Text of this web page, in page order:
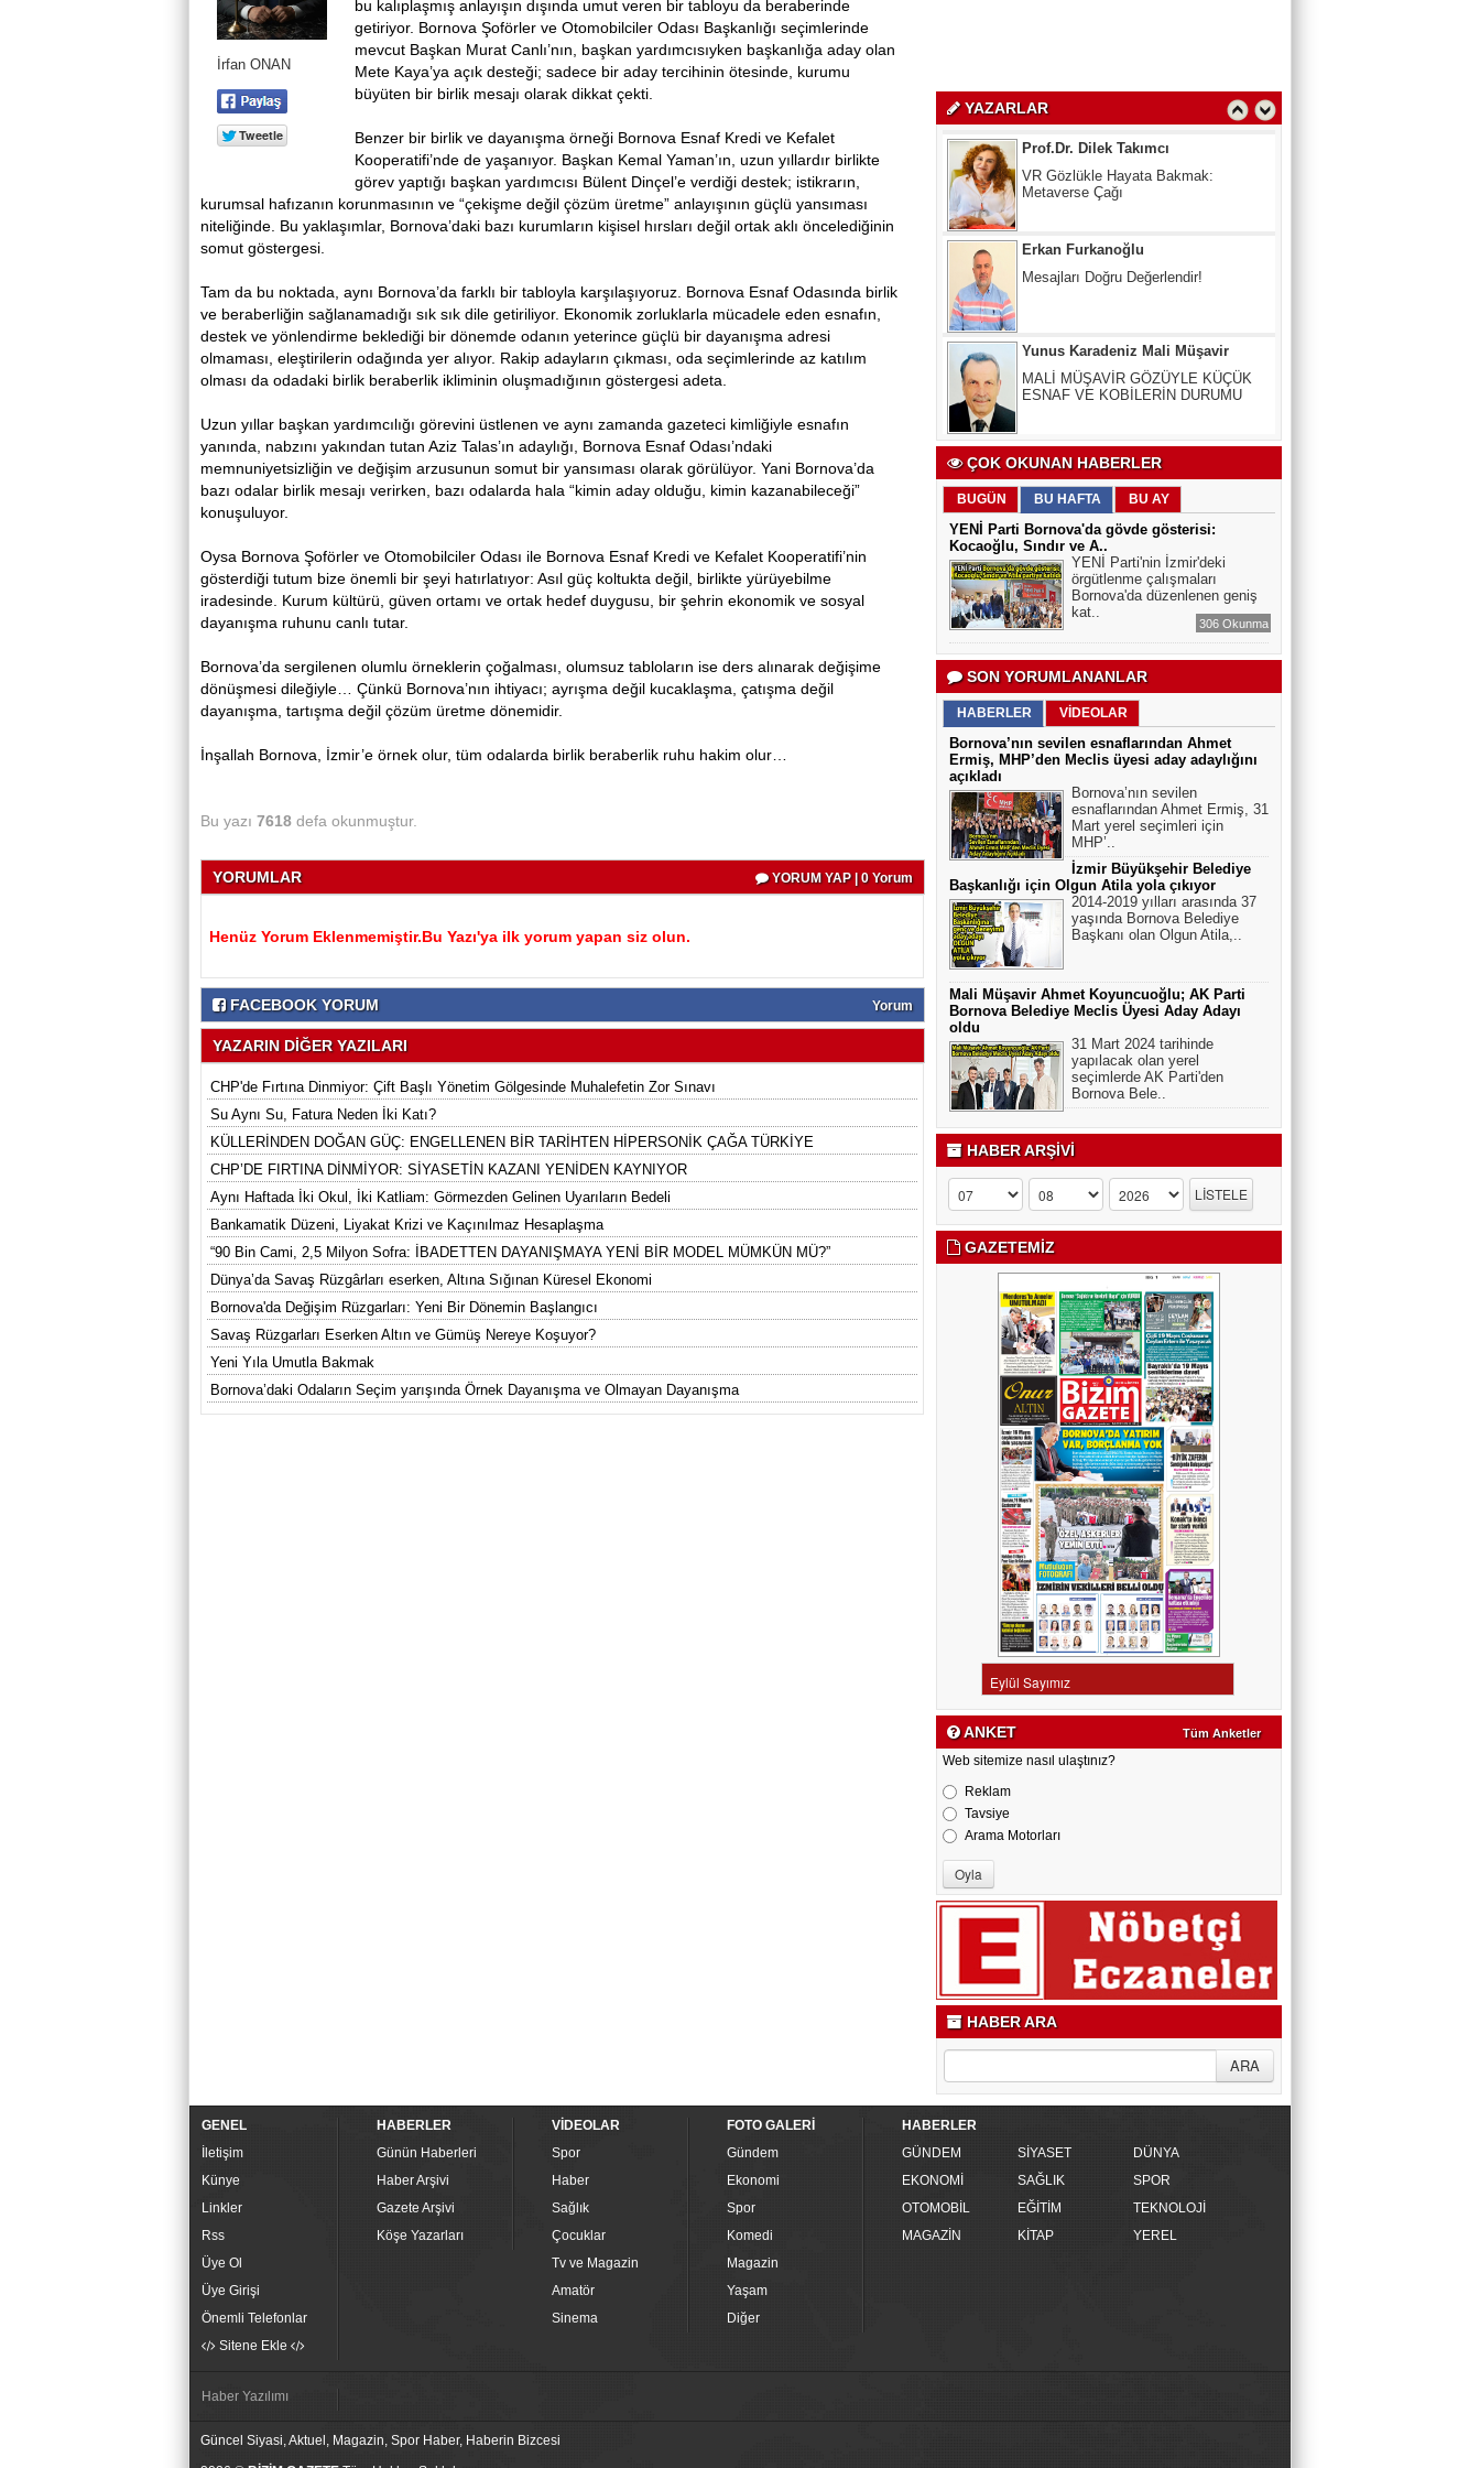
İrfan ONAN
bu kalıplaşmış anlayışın dışında umut veren bir tabloyu da beraberinde
getiriyor. Bornova Şoförler ve Otomobilciler Odası Başkanlığı seçimlerinde
mevcut Başkan Murat Canlı’nın, başkan yardımcısıyken başkanlığa aday olan
Mete Kaya’ya açık desteği; sadece bir aday tercihinin ötesinde, kurumu
büyüten bir birlik mesajı olarak dikkat çekti.
Benzer bir birlik ve dayanışma örneği Bornova Esnaf Kredi ve Kefalet
Kooperatifi’nde de yaşanıyor. Başkan Kemal Yaman’ın, uzun yıllardır birlikte
görev yaptığı başkan yardımcısı Bülent Dinçel’e verdiği destek; istikrarın,
kurumsal hafızanın korunmasının ve “çekişme değil çözüm üretme” anlayışının güçlü yansıması
niteliğinde. Bu yaklaşımlar, Bornova’daki bazı kurumların kişisel hırsları değil ortak aklı öncelediğinin
somut göstergesi.
Tam da bu noktada, aynı Bornova’da farklı bir tabloyla karşılaşıyoruz. Bornova Esnaf Odasında birlik
ve beraberliğin sağlanamadığı sık sık dile getiriliyor. Ekonomik zorluklarla mücadele eden esnafın,
destek ve yönlendirme beklediği bir dönemde odanın yeterince güçlü bir dayanışma adresi
olmaması, eleştirilerin odağında yer alıyor. Rakip adayların çıkması, oda seçimlerinde az katılım
olması da odadaki birlik beraberlik ikliminin oluşmadığının göstergesi adeta.
Uzun yıllar başkan yardımcılığı görevini üstlenen ve aynı zamanda gazeteci kimliğiyle esnafın
yanında, nabzını yakından tutan Aziz Talas’ın adaylığı, Bornova Esnaf Odası’ndaki
memnuniyetsizliğin ve değişim arzusunun somut bir yansıması olarak görülüyor. Yani Bornova’da
bazı odalar birlik mesajı verirken, bazı odalarda hala “kimin aday olduğu, kimin kazanabileceği”
konuşuluyor.
Oysa Bornova Şoförler ve Otomobilciler Odası ile Bornova Esnaf Kredi ve Kefalet Kooperatifi’nin
gösterdiği tutum bize önemli bir şeyi hatırlatıyor: Asıl güç koltukta değil, birlikte yürüyebilme
iradesinde. Kurum kültürü, güven ortamı ve ortak hedef duygusu, bir şehrin ekonomik ve sosyal
dayanışma ruhunu canlı tutar.
Bornova’da sergilenen olumlu örneklerin çoğalması, olumsuz tabloların ise ders alınarak değişime
dönüşmesi dileğiyle… Çünkü Bornova’nın ihtiyacı; ayrışma değil kucaklaşma, çatışma değil
dayanışma, tartışma değil çözüm üretme dönemidir.
İnşallah Bornova, İzmir’e örnek olur, tüm odalarda birlik beraberlik ruhu hakim olur…
Bu yazı 7618 defa okunmuştur.
YORUMLAR YORUM YAP | 0 Yorum
Henüz Yorum Eklenmemiştir.Bu Yazı'ya ilk yorum yapan siz olun.
FACEBOOK YORUM Yorum
YAZARIN DİĞER YAZILARI
CHP'de Fırtına Dinmiyor: Çift Başlı Yönetim Gölgesinde Muhalefetin Zor Sınavı
Su Aynı Su, Fatura Neden İki Katı?
KÜLLERİNDEN DOĞAN GÜÇ: ENGELLENEN BİR TARİHTEN HİPERSONİK ÇAĞA TÜRKİYE
CHP’DE FIRTINA DİNMİYOR: SİYASETİN KAZANI YENİDEN KAYNIYOR
Aynı Haftada İki Okul, İki Katliam: Görmezden Gelinen Uyarıların Bedeli
Bankamatik Düzeni, Liyakat Krizi ve Kaçınılmaz Hesaplaşma
“90 Bin Cami, 2,5 Milyon Sofra: İBADETTEN DAYANIŞMAYA YENİ BİR MODEL MÜMKÜN MÜ?”
Dünya’da Savaş Rüzgârları eserken, Altına Sığınan Küresel Ekonomi
Bornova'da Değişim Rüzgarları: Yeni Bir Dönemin Başlangıcı
Savaş Rüzgarları Eserken Altın ve Gümüş Nereye Koşuyor?
Yeni Yıla Umutla Bakmak
Bornova’daki Odaların Seçim yarışında Örnek Dayanışma ve Olmayan Dayanışma
YAZARLARVR Gözlükle Hayata Bakmak:
Metaverse Çağı
Erkan Furkanoğlu
Mesajları Doğru Değerlendir!
Yunus Karadeniz Mali Müşavir
Uzm. Dr. Veli Kala
Arslan Keskin
ELEKTRİKLİ SCOOTERLAR
YASAKLANMALI MI? GÜVENLİK Mİ,
ÖZGÜRLÜK MÜ?
ÇOK OKUNAN HABERLER
BUGÜN BU HAFTA BU AY
YENİ Parti Bornova'da gövde gösterisi:
Kocaoğlu, Sındır ve A..
YENİ Parti'nin İzmir'deki
örgütlenme çalışmaları
Bornova'da düzenlenen geniş
kat..
306 Okunma
SON YORUMLANANLAR
HABERLER VİDEOLAR
Bornova’nın sevilen esnaflarından Ahmet
Ermiş, MHP’den Meclis üyesi aday adaylığını
açıkladı
Bornova’nın sevilen
esnaflarından Ahmet Ermiş, 31
Mart yerel seçimleri için
MHP’..
İzmir Büyükşehir Belediye
Başkanlığı için Olgun Atila yola çıkıyor
2014-2019 yılları arasında 37
yaşında Bornova Belediye
Başkanı olan Olgun Atila,..
Mali Müşavir Ahmet Koyuncuoğlu; AK Parti
Bornova Belediye Meclis Üyesi Aday Adayı
oldu
31 Mart 2024 tarihinde
yapılacak olan yerel
seçimlerde AK Parti'den
Bornova Bele..
HABER ARŞİVİ
GAZETEMİZ
ANKET Tüm Anketler
Web sitemize nasıl ulaştınız?
Reklam
Tavsiye
Arama Motorları
HABER ARA
GENEL
İletişim
Künye
Linkler
Rss
Üye Ol
Üye Girişi
Önemli Telefonlar
Sitene Ekle
HABERLER
Günün Haberleri
Haber Arşivi
Gazete Arşivi
Köşe Yazarları
VİDEOLAR
Spor
Haber
Sağlık
Çocuklar
Tv ve Magazin
Amatör
Sinema
FOTO GALERİ
Gündem
Ekonomi
Spor
Komedi
Magazin
Yaşam
Diğer
HABERLER
GÜNDEM
SİYASET
DÜNYA
EKONOMİ
SAĞLIK
SPOR
OTOMOBİL
EĞİTİM
TEKNOLOJİ
MAGAZİN
KİTAP YEREL
Haber Yazılımı
Güncel Siyasi, Aktuel, Magazin, Spor Haber, Haberin Bizcesi